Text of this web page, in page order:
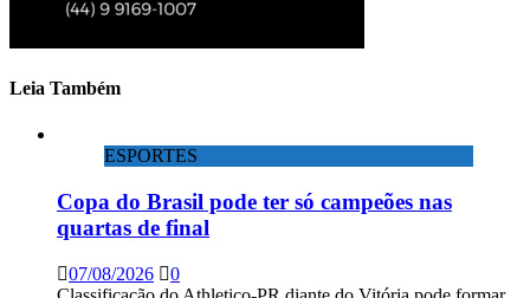
Leia Também
ESPORTES
Copa do Brasil pode ter só campeões nas
quartas de final
07/08/2026
0